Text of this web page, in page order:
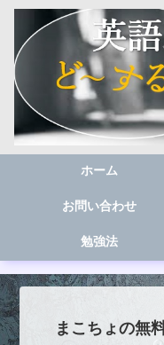
ホーム
お問い合わせ
勉強法
まこちょの無